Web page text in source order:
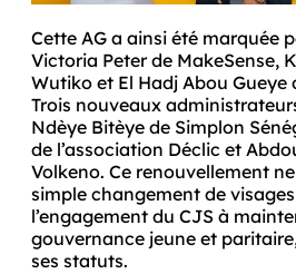
Cette AG a ainsi été marquée
Victoria Peter de MakeSense,
Wutiko et El Hadj Abou Gueye
Trois nouveaux
Ndèye Bitèye de Simplon
de l’association Déclic et
Volkeno. Ce renouvellement
simple changement de
l’engagement du CJS à
gouvernance jeune et
ses statuts.